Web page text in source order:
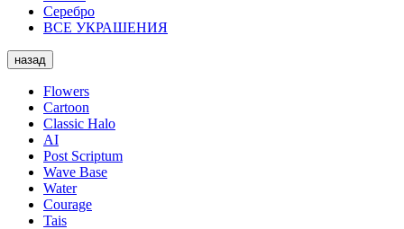
Серебро
ВСЕ УКРАШЕНИЯ
назад
Flowers
Cartoon
Classic Halo
AI
Post Scriptum
Wave Base
Water
Courage
Tais